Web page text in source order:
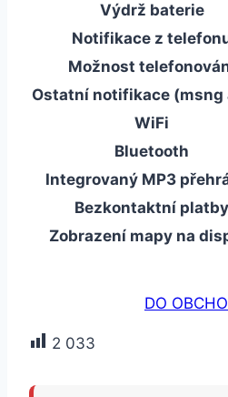
Výdrž baterie
Notifikace z
Možnost
Ostatní notifikace (msng
WiFi
Bluetooth
Integrovaný MP3
Bezkontaktní platby
Zobrazení mapy na
DO
2 033